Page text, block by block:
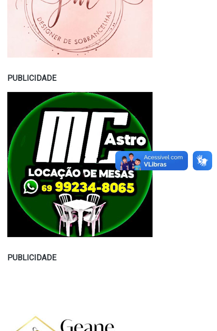
PUBLICIDADE
PUBLICIDADE